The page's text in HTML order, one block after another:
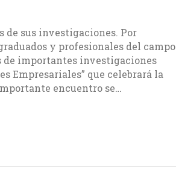
de sus investigaciones. Por
y profesionales del campo
de importantes investigaciones
Empresariales” que celebrará la
encuentro se…